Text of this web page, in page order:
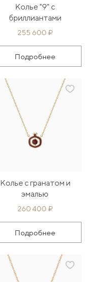
255 600 ₽
Колье "9" с
бриллиантами
Подробнее
260 400 ₽
Колье с гранатом и
эмалью
Подробнее